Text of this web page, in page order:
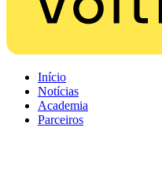
Início
Notícias
Academia
Parceiros